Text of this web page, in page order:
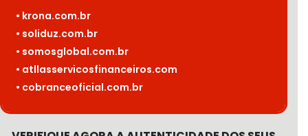
• krona.com.br
• soliduz.com.br
• somosglobal.com.br
• atllasservicosfinanceiros.com
• cobranceoficial.com.br